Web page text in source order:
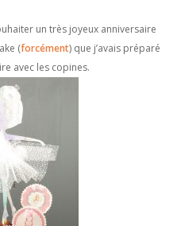
un très joyeux anniversaire
(forcément) que j’avais préparé
avec les copines.